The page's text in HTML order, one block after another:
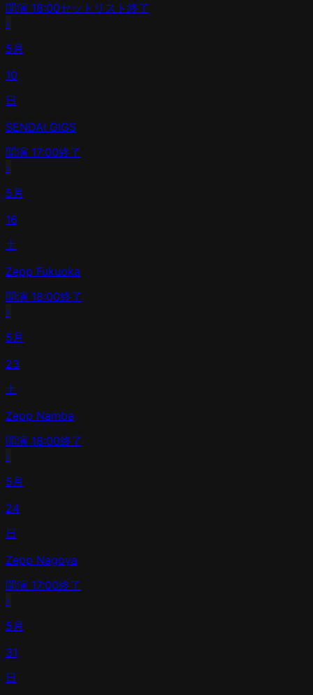
開演 18:00セットリスト 終了
›
5月
10
日
SENDAI GIGS
開演 17:00終了
›
5月
16
土
Zepp Fukuoka
開演 18:00終了
›
5月
23
土
Zepp Namba
開演 18:00終了
›
5月
24
日
Zepp Nagoya
開演 17:00終了
›
5月
31
日